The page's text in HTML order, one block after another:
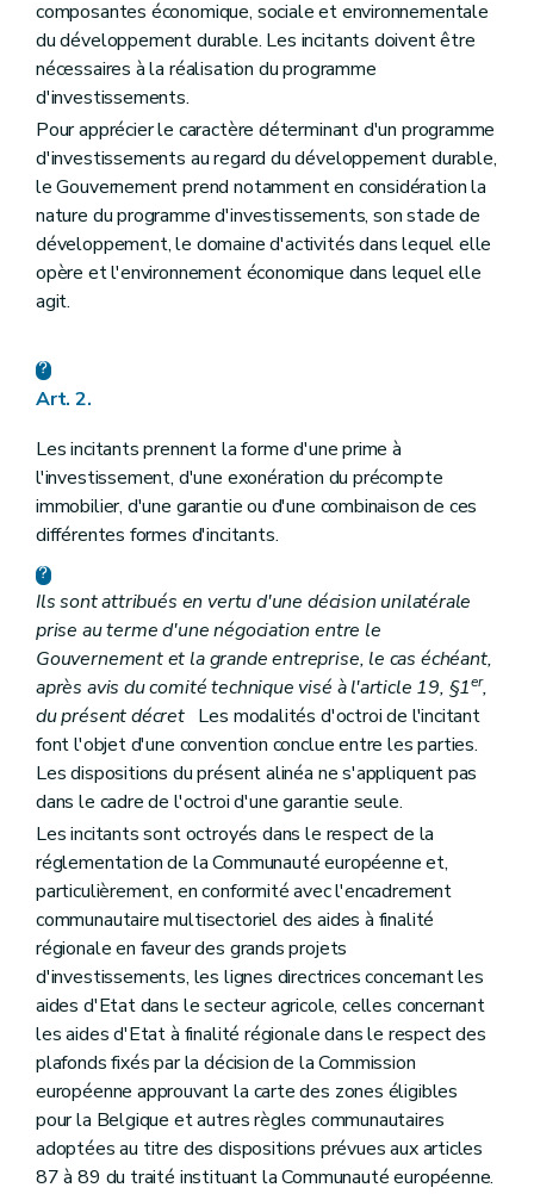
composantes économique, sociale et environnementale
du développement durable. Les incitants doivent être
nécessaires à la réalisation du programme
d'investissements.
Pour apprécier le caractère déterminant d'un programme
d'investissements au regard du développement durable,
le Gouvernement prend notamment en considération la
nature du programme d'investissements, son stade de
développement, le domaine d'activités dans lequel elle
opère et l'environnement économique dans lequel elle
agit.
Art. 2.
Les incitants prennent la forme d'une prime à
l'investissement, d'une exonération du précompte
immobilier, d'une garantie ou d'une combinaison de ces
différentes formes d'incitants.
Ils sont attribués en vertu d'une décision unilatérale
prise au terme d'une négociation entre le
Gouvernement et la grande entreprise, le cas échéant,
après avis du comité technique visé à l'article 19, §1er,
du présent décretLes modalités d'octroi de l'incitant
font l'objet d'une convention conclue entre les parties.
Les dispositions du présent alinéa ne s'appliquent pas
dans le cadre de l'octroi d'une garantie seule.
Les incitants sont octroyés dans le respect de la
réglementation de la Communauté européenne et,
particulièrement, en conformité avec l'encadrement
communautaire multisectoriel des aides à finalité
régionale en faveur des grands projets
d'investissements, les lignes directrices concernant les
aides d'Etat dans le secteur agricole, celles concernant
les aides d'Etat à finalité régionale dans le respect des
plafonds fixés par la décision de la Commission
européenne approuvant la carte des zones éligibles
pour la Belgique et autres règles communautaires
adoptées au titre des dispositions prévues aux articles
87 à 89 du traité instituant la Communauté européenne.